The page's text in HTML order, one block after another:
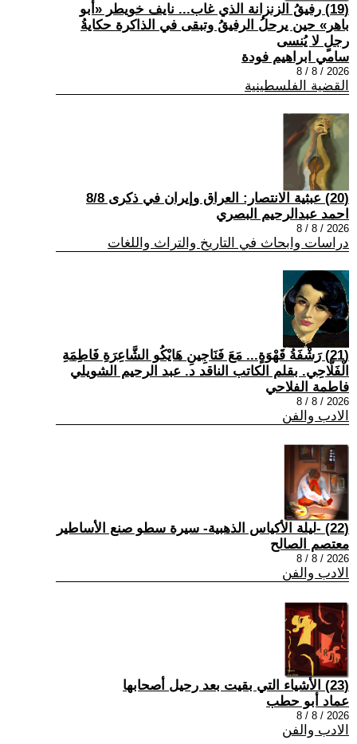
(19) رفيقُ الزنزانة الذي غاب... نايف خويطر «أبو
باهر» حين يرحلُ الرفيقُ وتبقى في الذاكرة حكايةُ
رجلٍ لا يُنسى
سامي ابراهيم فودة
2026 / 8 / 8
القضية الفلسطينية
(20) عبثية الانتصار: العراق وإيران في ذكرى 8/8
احمد عبدالرحيم البصري
2026 / 8 / 8
دراسات وابحاث في التاريخ والتراث واللغات
(21) رَشْفَةُ قَهْوَةٍ... مَعَ فَنَاجِينِ هَايْكُو الشَّاعِرَةِ فَاطِمَةِ
الْفَلَّاحِي. بقلم الكاتب الناقد د. عبد الرحيم الشويلي
فاطمة الفلاحي
2026 / 8 / 8
الادب والفن
(22) -ليلة الأكياس الذهبية- سيرة سطو صنع الأساطير
معتصم الصالح
2026 / 8 / 8
الادب والفن
(23) الأشياء التي بقيت بعد رحيل أصحابها
عماد أبو حطب
2026 / 8 / 8
الادب والفن